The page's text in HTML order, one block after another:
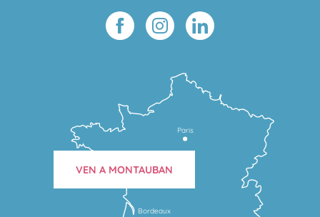
Bordeaux
Paris
VEN A MONTAUBAN